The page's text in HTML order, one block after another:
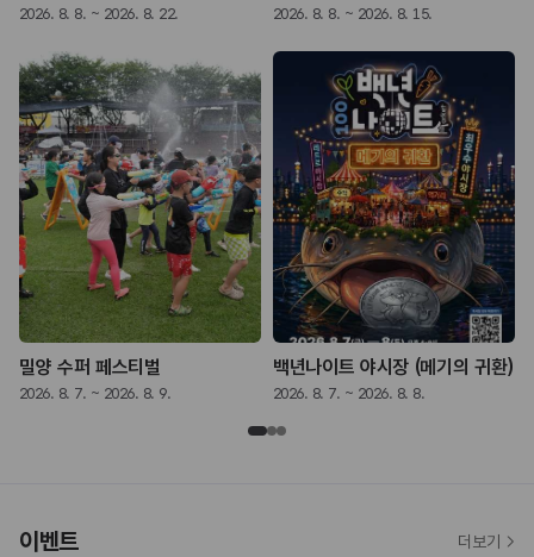
2026. 8. 8. ~ 2026. 8. 22. 2026. 8. 8. ~ 2026. 8. 15.
밀양 수퍼 페스티벌
2026. 8. 7. ~ 2026. 8. 9.
백년나이트 야시장 (메기의 귀환)
2026. 8. 7. ~ 2026. 8. 8.
이벤트 더보기